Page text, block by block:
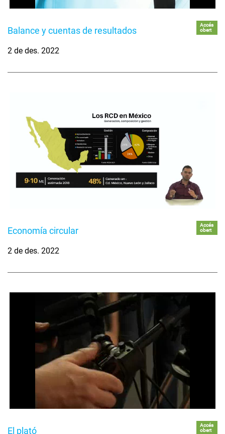
Balance y cuentas de resultados
Accés
obert
2 de des. 2022
Economía circular
Accés
obert
2 de des. 2022
El plató
Accés
obert